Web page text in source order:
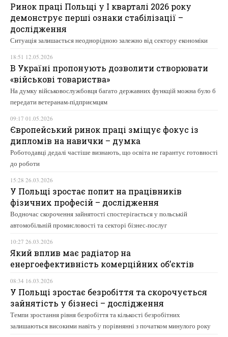
Ринок праці Польщі у І кварталі 2026 року
демонструє перші ознаки стабілізації –
дослідження
Ситуація залишається неоднорідною залежно від сектору економіки
18:51 12.05.2026
В Україні пропонують дозволити створювати
«військові товариства»
На думку військовослужбовця багато державних функцій можна було б
передати ветеранам-підприємцям
09:17 01.05.2026
Європейський ринок праці зміщує фокус із
дипломів на навички – думка
Роботодавці дедалі частіше визнають, що освіта не гарантує готовності
до роботи
15:28 26.03.2026
У Польщі зростає попит на працівників
фізичних професій – дослідження
Водночас скорочення зайнятості спостерігається у польській
автомобільній промисловості та секторі бізнес-послуг
10:27 26.03.2026
Який вплив має радіатор на
енергоефективність комерційних об’єктів
08:34 16.03.2026
У Польщі зростає безробіття та скорочується
зайнятість у бізнесі – дослідження
Темпи зростання рівня безробіття та кількості безробітних
залишаються високими навіть у порівнянні з початком минулого року